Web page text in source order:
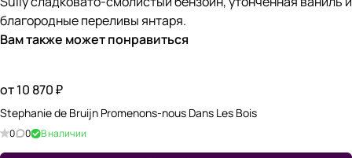
благородные переливы янтаря.
Вам также может понравиться
от 10 870 ₽
Stephanie de Bruijn Promenons-nous Dans Les Bois
0 0 В наличии